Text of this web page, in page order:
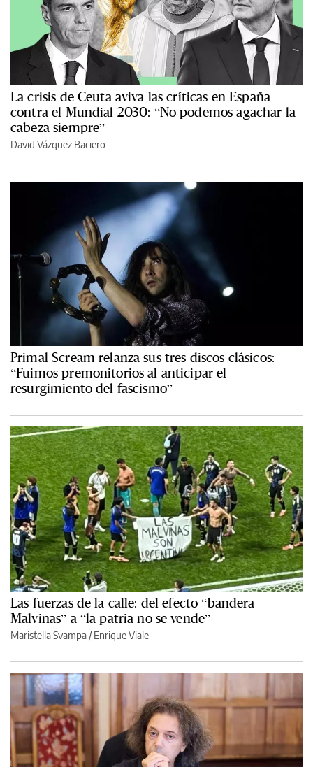
La crisis de Ceuta aviva las críticas en España
contra el Mundial 2030: “No podemos agachar la
cabeza siempre”
David Vázquez Baciero
Primal Scream relanza sus tres discos clásicos:
“Fuimos premonitorios al anticipar el
resurgimiento del fascismo”
Las fuerzas de la calle: del efecto “bandera
Malvinas” a “la patria no se vende”
Maristella Svampa /Enrique Viale